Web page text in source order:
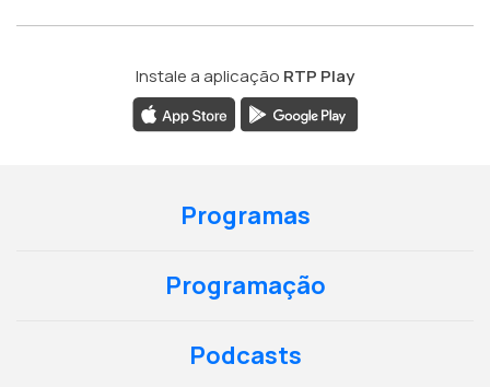
Instale a aplicação RTP Play
Programas
Programação
Podcasts